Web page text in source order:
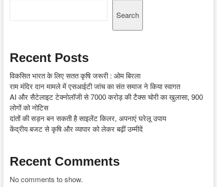
Search
Recent Posts
विकसित भारत के लिए सतत कृषि जरूरी : ओम बिरला
राम मंदिर दान मामले में एसआईटी जांच का संत समाज ने किया स्वागत
AI और सैटेलाइट टेक्नोलॉजी से 7000 करोड़ की टैक्स चोरी का खुलासा, 900
लोगों को नोटिस
दांतों की सड़न बन सकती है साइलेंट किलर, अपनाएं घरेलू उपाय
केंद्रीय बजट से कृषि और व्यापार को लेकर बढ़ीं उम्मीदें
Recent Comments
No comments to show.